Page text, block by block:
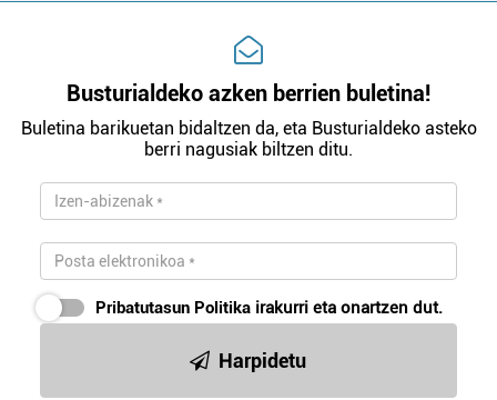
Busturialdeko azken berrien buletina!
Buletina barikuetan bidaltzen da, eta Busturialdeko asteko
berri nagusiak biltzen ditu.
Pribatutasun Politika irakurri eta onartzen dut.
Harpidetu